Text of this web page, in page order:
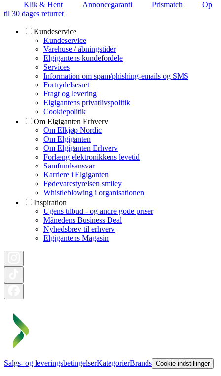
Klik & Hent Annoncegaranti Prismatch
Op
til 30 dages returret
Kundeservice
Kundeservice
Varehuse / åbningstider
Elgigantens kundefordele
Services
Information om spam/phishing-emails og SMS
Fortrydelsesret
Fragt og levering
Elgigantens privatlivspolitik
Cookiepolitik
Om Elgiganten Erhverv
Om Elkjøp Nordic
Om Elgiganten
Om Elgiganten Erhverv
Forlæng elektronikkens levetid
Samfundsansvar
Karriere i Elgiganten
Fødevarestyrelsen smiley
Whistleblowing i organisationen
Inspiration
Ugens tilbud - og andre gode priser
Månedens Business Deal
Nyhedsbrev til erhverv
Elgigantens Magasin
Salgs- og leveringsbetingelserKategorierBrands Cookie indstillinger